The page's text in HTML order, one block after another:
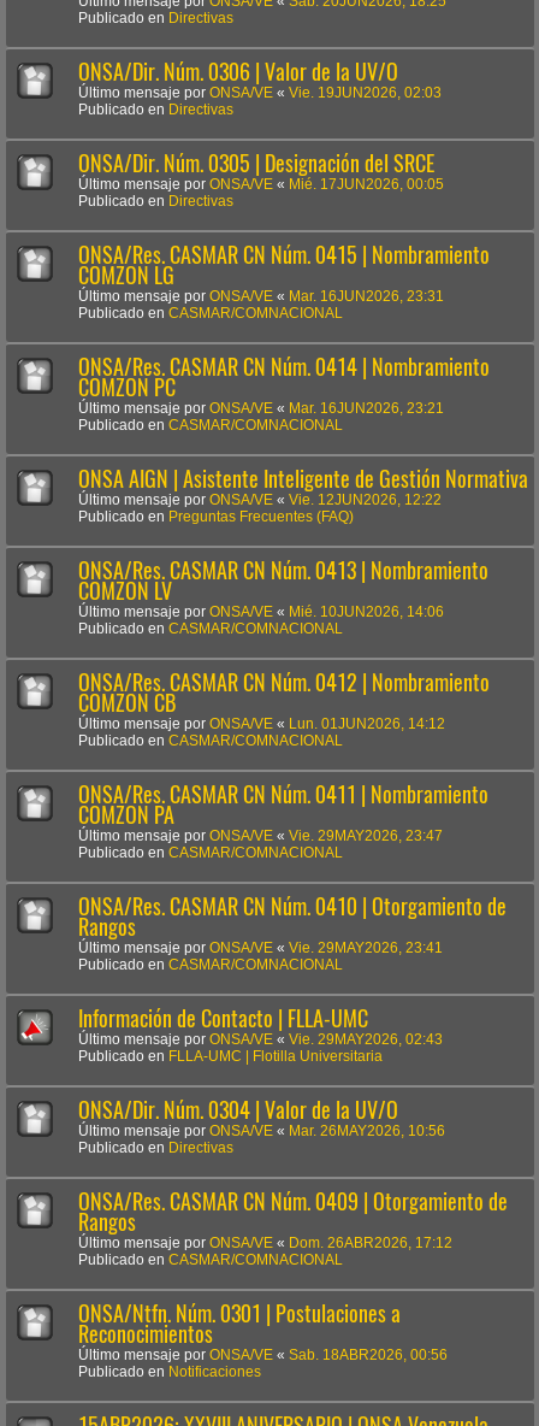
Publicado en Directivas
ONSA/Dir. Núm. 0306 | Valor de la UV/O
Último mensaje por ONSA/VE « Vie. 19JUN2026, 02:03
Publicado en Directivas
ONSA/Dir. Núm. 0305 | Designación del SRCE
Último mensaje por ONSA/VE « Mié. 17JUN2026, 00:05
Publicado en Directivas
ONSA/Res. CASMAR CN Núm. 0415 | Nombramiento
COMZON LG
Último mensaje por ONSA/VE « Mar. 16JUN2026, 23:31
Publicado en CASMAR/COMNACIONAL
ONSA/Res. CASMAR CN Núm. 0414 | Nombramiento
COMZON PC
Último mensaje por ONSA/VE « Mar. 16JUN2026, 23:21
Publicado en CASMAR/COMNACIONAL
ONSA AIGN | Asistente Inteligente de Gestión Normativa
Último mensaje por ONSA/VE « Vie. 12JUN2026, 12:22
Publicado en Preguntas Frecuentes (FAQ)
ONSA/Res. CASMAR CN Núm. 0413 | Nombramiento
COMZON LV
Último mensaje por ONSA/VE « Mié. 10JUN2026, 14:06
Publicado en CASMAR/COMNACIONAL
ONSA/Res. CASMAR CN Núm. 0412 | Nombramiento
COMZON CB
Último mensaje por ONSA/VE «
Lun. 01JUN2026, 14:12
Publicado en CASMAR/COMNACIONAL
ONSA/Res. CASMAR CN Núm. 0411 | Nombramiento
COMZON PA
Último mensaje por ONSA/VE « Vie. 29MAY2026, 23:47
Publicado en CASMAR/COMNACIONAL
ONSA/Res. CASMAR CN Núm. 0410 | Otorgamiento de
Rangos
Último mensaje por ONSA/VE « Vie. 29MAY2026, 23:41
Publicado en CASMAR/COMNACIONAL
Información de Contacto | FLLA-UMC
Último mensaje por ONSA/VE « Vie. 29MAY2026, 02:43
Publicado en FLLA-UMC | Flotilla Universitaria
ONSA/Dir. Núm. 0304 | Valor de la UV/O
Último mensaje por ONSA/VE « Mar. 26MAY2026, 10:56
Publicado en Directivas
ONSA/Res. CASMAR CN Núm. 0409 | Otorgamiento de
Rangos
Último mensaje por ONSA/VE « Dom. 26ABR2026, 17:12
Publicado en CASMAR/COMNACIONAL
ONSA/Ntfn. Núm. 0301 | Postulaciones a
Reconocimientos
Último mensaje por ONSA/VE « Sab. 18ABR2026, 00:56
Publicado en Notificaciones